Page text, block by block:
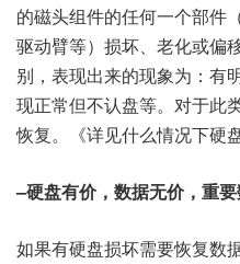
的磁头组件的任何一个部件
驱动臂等）损坏、老化或偏
别，表现出来的现象为：有
现正常但不认盘等。对于此
恢复。《详见什么情况下硬
–硬盘有价，数据无价，重
如果有硬盘损坏需要恢复数